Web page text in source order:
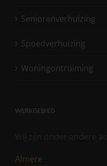
Seniorenverhuizing
Spoedverhuizing
Woningontruiming
WERKGEBIED
Almere